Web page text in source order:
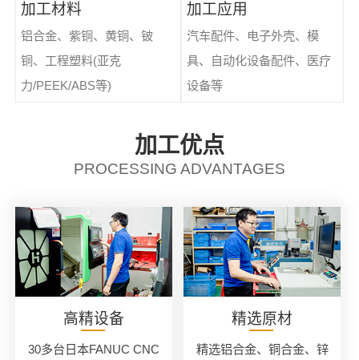
加工材料
铝合金、紫铜、黄铜、铍
铜、工程塑料(亚克
力/PEEK/ABS等)
加工应用
汽车配件、电子外壳、模
具、自动化设备配件、医疗
设备等
加工优点
PROCESSING ADVANTAGES
高精设备
30多台日本FANUC CNC
精选原材
精选铝合金、铜合金、锌